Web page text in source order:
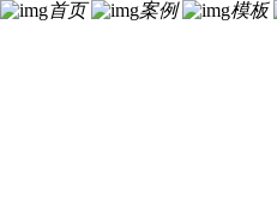
首页 案例 模板